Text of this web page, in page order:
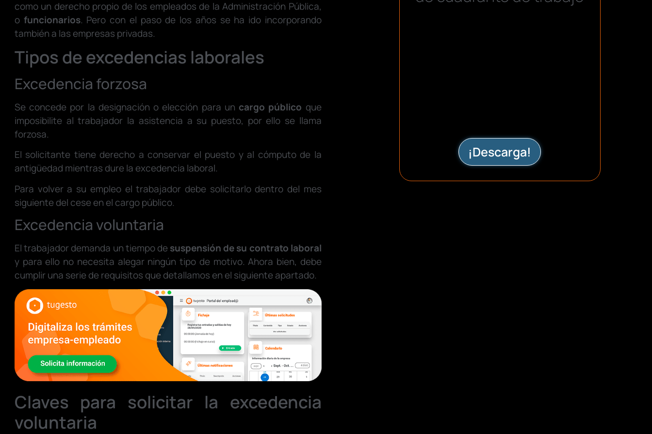
como un derecho propio de los empleados de la Administración Pública,
o funcionarios. Pero con el paso de los años se ha ido incorporando
también a las empresas privadas.
Tipos de excedencias laborales
Excedencia forzosa
Se concede por la designación o elección para un cargo público que
imposibilite al trabajador la asistencia a su puesto, por ello se llama
forzosa.
El solicitante tiene derecho a conservar el puesto y al cómputo de la
antigüedad mientras dure la excedencia laboral.
Para volver a su empleo el trabajador debe solicitarlo dentro del mes
siguiente del cese en el cargo público.
Excedencia voluntaria
El trabajador demanda un tiempo de suspensión de su contrato laboral
y para ello no necesita alegar ningún tipo de motivo. Ahora bien, debe
cumplir una serie de requisitos que detallamos en el siguiente apartado.
Claves para solicitar la excedencia
voluntaria
¡Descarga!